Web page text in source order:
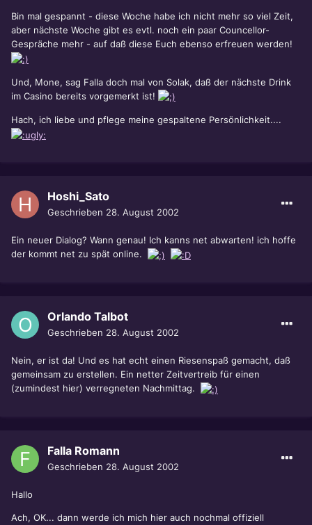
Bin mal gespannt - diese Woche habe ich nicht mehr so viel Zeit,
aber nächste Woche gibt es evtl. noch ein paar Councellor-
Gespräche mehr - auf daß diese Euch ebenso erfreuen werden!
Und, Mone, sag Falla doch mal von Solak, daß der nächste Drink
im Casino bereits vorgemerkt ist!
Hach, ich liebe und pflege meine gespaltene Persönlichkeit....
Hoshi_Sato
Geschrieben 28. August 2002
Ein neuer Dialog? Wann genau! Ich kanns net abwarten! ich hoffe
der kommt net zu spät online.
Orlando Talbot
Geschrieben 28. August 2002
Nein, er ist da! Und es hat echt einen Riesenspaß gemacht, daß
gemeinsam zu erstellen. Ein netter Zeitvertreib für einen
(zumindest hier) verregneten Nachmittag.
Falla Romann
Geschrieben 28. August 2002
Hallo
Ach, OK... dann werde ich mich hier auch nochmal offiziell